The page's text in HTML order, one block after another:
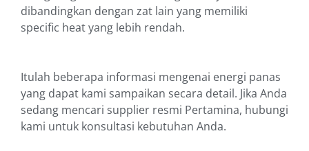
dibandingkan dengan zat lain yang memiliki
specific heat yang lebih rendah.
Itulah beberapa informasi mengenai energi panas
yang dapat kami sampaikan secara detail. Jika Anda
sedang mencari supplier resmi Pertamina, hubungi
kami untuk konsultasi kebutuhan Anda.